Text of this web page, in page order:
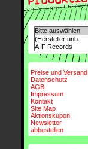
Preise und Versand
Datenschutz
AGB
Impressum
Kontakt
Site Map
Aktionskupon
Newsletter
abbestellen